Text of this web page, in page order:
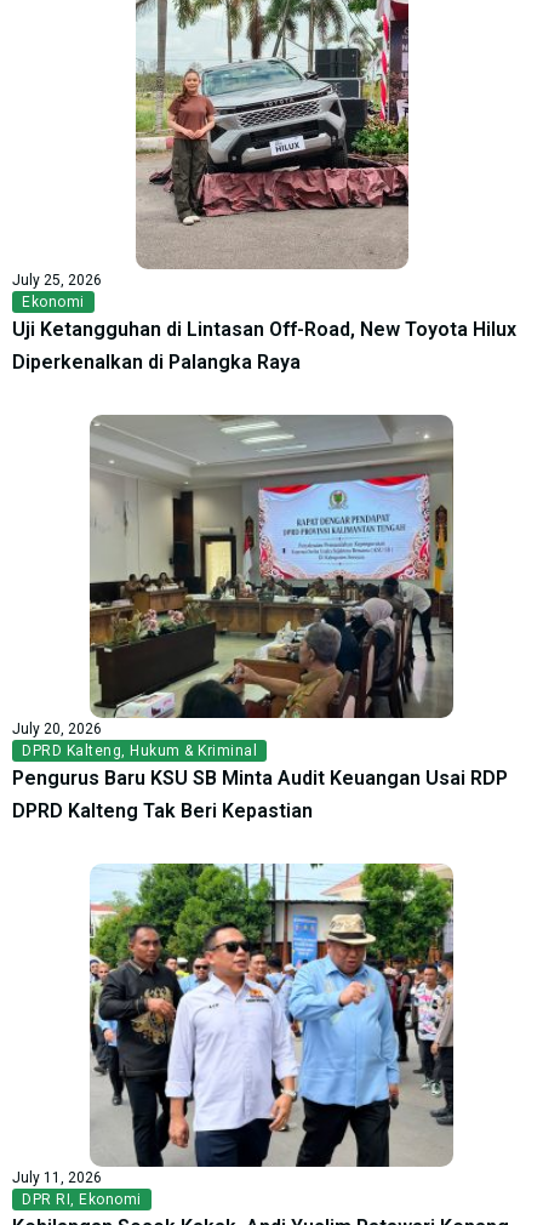
July 25, 2026
Ekonomi
Uji Ketangguhan di Lintasan Off-Road, New Toyota Hilux
Diperkenalkan di Palangka Raya
July 20, 2026
DPRD Kalteng, Hukum & Kriminal
Pengurus Baru KSU SB Minta Audit Keuangan Usai RDP
DPRD Kalteng Tak Beri Kepastian
July 11, 2026
DPR RI , Ekonomi